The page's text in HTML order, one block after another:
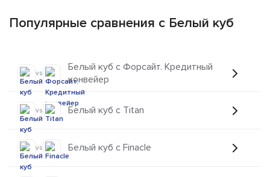
Популярные сравнения с Белый куб
vs
Белый куб с Форсайт. Кредитный
конвейер
vs Белый куб с Titan
vs Белый куб с Finacle